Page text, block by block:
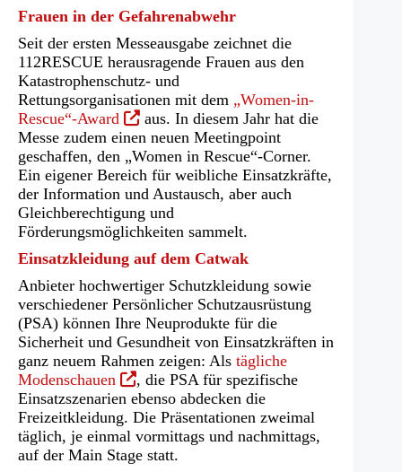
Frauen in der Gefahrenabwehr
Seit der ersten Messeausgabe zeichnet die
112RESCUE herausragende Frauen aus den
Katastrophenschutz- und
Rettungsorganisationen mit dem „Women-in-
Rescue“-Award (Öffnet
in
einem
neuen
Tab)
aus. In diesem Jahr hat die
Messe zudem einen neuen Meetingpoint
geschaffen, den „Women in Rescue“-Corner.
Ein eigener Bereich für weibliche Einsatzkräfte,
der Information und Austausch, aber auch
Gleichberechtigung und
Förderungsmöglichkeiten sammelt.
Einsatzkleidung auf dem Catwak
Anbieter hochwertiger Schutzkleidung sowie
verschiedener Persönlicher Schutzausrüstung
(PSA) können Ihre Neuprodukte für die
Sicherheit und Gesundheit von Einsatzkräften in
ganz neuem Rahmen zeigen: Als tägliche
Modenschauen (Öffnet
in
einem
neuen
Tab)
, die PSA für spezifische
Einsatzszenarien ebenso abdecken die
Freizeitkleidung. Die Präsentationen zweimal
täglich, je einmal vormittags und nachmittags,
auf der Main Stage statt.